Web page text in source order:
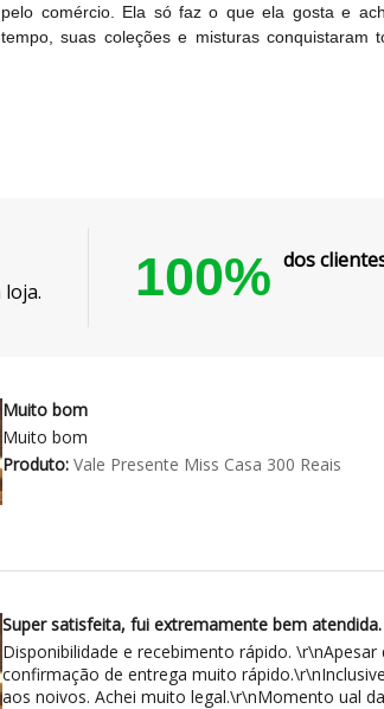
comércio. Ela só faz o que ela gosta e
suas coleções e misturas conquistaram
100% dos
Muito bom
Muito bom
Produto:Vale Presente Miss Casa 300 Reais
Super satisfeita, fui extremamente bem atendida.
Disponibilidade e recebimento rápido.
confirmação de entrega muito
aos noivos. Achei muito legal.\r\nMomento ual